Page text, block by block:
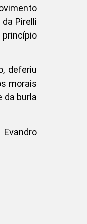
Pirelli
deferiu
morais
da burla